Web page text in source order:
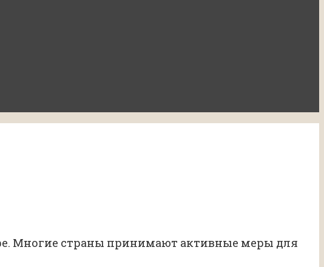
Многие страны принимают активные меры для